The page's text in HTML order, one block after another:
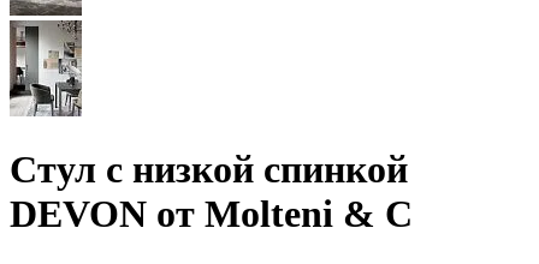
Стул с низкой спинкой
DEVON от Molteni & C